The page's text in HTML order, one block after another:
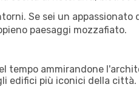
Se sei un appassionato
paesaggi mozzafiato.
tempo ammirandone
edifici più iconici della città.